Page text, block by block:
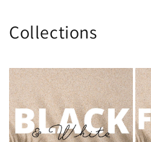
Collections